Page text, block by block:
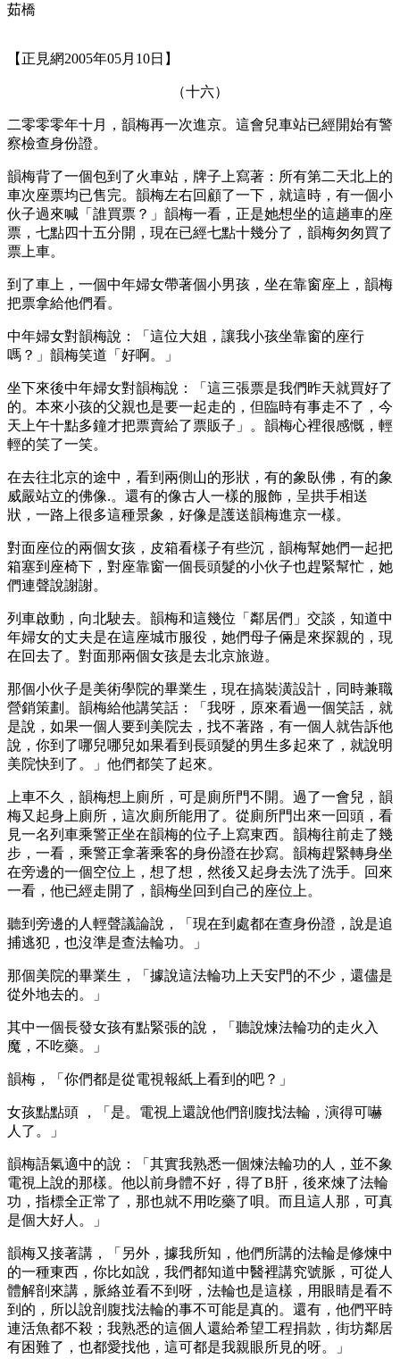
茹橋
【正見網2005年05月10日】
（十六）
二零零零年十月，韻梅再一次進京。這會兒車站已經開始有警
察檢查身份證。
韻梅背了一個包到了火車站，牌子上寫著：所有第二天北上的
車次座票均已售完。韻梅左右回顧了一下，就這時，有一個小
伙子過來喊「誰買票？」韻梅一看，正是她想坐的這趟車的座
票，七點四十五分開，現在已經七點十幾分了，韻梅匆匆買了
票上車。
到了車上，一個中年婦女帶著個小男孩，坐在靠窗座上，韻梅
把票拿給他們看。
中年婦女對韻梅說：「這位大姐，讓我小孩坐靠窗的座行
嗎？」韻梅笑道「好啊。」
坐下來後中年婦女對韻梅說：「這三張票是我們昨天就買好了
的。本來小孩的父親也是要一起走的，但臨時有事走不了，今
天上午十點多鐘才把票賣給了票販子」。韻梅心裡很感慨，輕
輕的笑了一笑。
在去往北京的途中，看到兩側山的形狀，有的象臥佛，有的象
威嚴站立的佛像.。還有的像古人一樣的服飾，呈拱手相送
狀，一路上很多這種景象，好像是護送韻梅進京一樣。
對面座位的兩個女孩，皮箱看樣子有些沉，韻梅幫她們一起把
箱塞到座椅下，對座靠窗一個長頭髮的小伙子也趕緊幫忙，她
們連聲說謝謝。
列車啟動，向北駛去。韻梅和這幾位「鄰居們」交談，知道中
年婦女的丈夫是在這座城市服役，她們母子倆是來探親的，現
在回去了。對面那兩個女孩是去北京旅遊。
那個小伙子是美術學院的畢業生，現在搞裝潢設計，同時兼職
營銷策劃。韻梅給他講笑話：「我呀，原來看過一個笑話，就
是說，如果一個人要到美院去，找不著路，有一個人就告訴他
說，你到了哪兒哪兒如果看到長頭髮的男生多起來了，就說明
美院快到了。」他們都笑了起來。
上車不久，韻梅想上廁所，可是廁所門不開。過了一會兒，韻
梅又起身上廁所，這次廁所能用了。從廁所門出來一回頭，看
見一名列車乘警正坐在韻梅的位子上寫東西。韻梅往前走了幾
步，一看，乘警正拿著乘客的身份證在抄寫。韻梅趕緊轉身坐
在旁邊的一個空位上，想了想，然後又起身去洗了洗手。回來
一看，他已經走開了，韻梅坐回到自己的座位上。
聽到旁邊的人輕聲議論說，「現在到處都在查身份證，說是追
捕逃犯，也沒準是查法輪功。」
那個美院的畢業生，「據說這法輪功上天安門的不少，還儘是
從外地去的。」
其中一個長發女孩有點緊張的說，「聽說煉法輪功的走火入
魔，不吃藥。」
韻梅，「你們都是從電視報紙上看到的吧？」
女孩點點頭 ，「是。電視上還說他們剖腹找法輪，演得可嚇
人了。」
韻梅語氣適中的說：「其實我熟悉一個煉法輪功的人，並不象
電視上說的那樣。他以前身體不好，得了B肝，後來煉了法輪
功，指標全正常了，那也就不用吃藥了唄。而且這人那，可真
是個大好人。」
韻梅又接著講，「另外，據我所知，他們所講的法輪是修煉中
的一種東西，你比如說，我們都知道中醫裡講究號脈，可從人
體解剖來講，脈絡並看不到呀，法輪也是這樣，用眼睛是看不
到的，所以說剖腹找法輪的事不可能是真的。還有，他們平時
連活魚都不殺；我熟悉的這個人還給希望工程捐款，街坊鄰居
有困難了，也都愛找他，這可都是我親眼所見的呀。」